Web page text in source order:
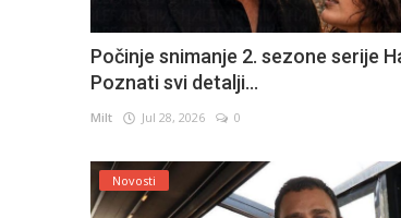
Počinje snimanje 2. sezone serije
Poznati svi detalji...
Milt Jul 28, 2026 0
Novosti